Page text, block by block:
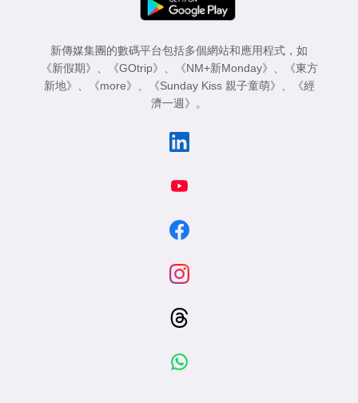
新傳媒集團的數碼平台包括多個網站和應用程式，如
《新假期》 、 《GOtrip》 、 《NM+新Monday》 、
《東方
新地》 、 《more》 、 《Sunday Kiss 親子童萌》 、
《經
濟一週》 。